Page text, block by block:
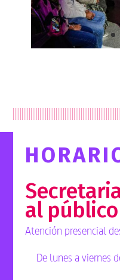
al
Atención presencial
De lunes a viernes